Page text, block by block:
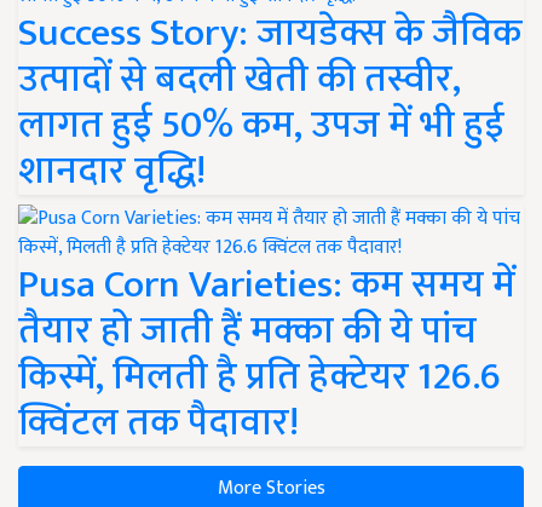
Success Story: जायडेक्स के जैविक
उत्पादों से बदली खेती की तस्वीर,
लागत हुई 50% कम, उपज में भी हुई
शानदार वृद्धि!
Pusa Corn Varieties: कम समय में
तैयार हो जाती हैं मक्का की ये पांच
किस्में, मिलती है प्रति हेक्टेयर 126.6
क्विंटल तक पैदावार!
More Stories